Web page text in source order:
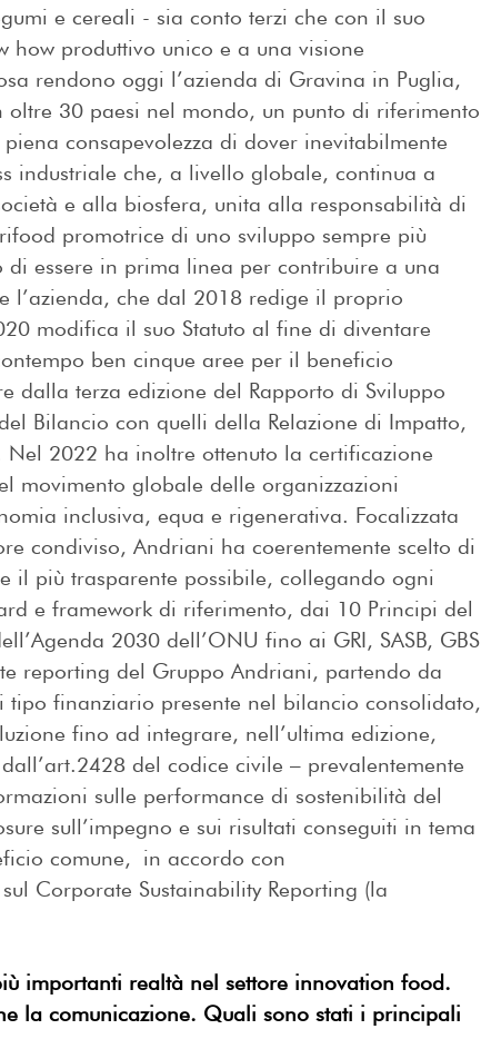
e cereali - sia conto terzi che con il suo
how produttivo unico e a una visione
rendono oggi l’azienda di Gravina in Puglia,
30 paesi nel mondo, un punto di riferimento
consapevolezza di dover inevitabilmente
industriale che, a livello globale, continua a
e alla biosfera, unita alla responsabilità di
promotrice di uno sviluppo sempre più
essere in prima linea per contribuire a una
l’azienda, che dal 2018 redige il proprio
modifica il suo Statuto al fine di diventare
ben cinque aree per il beneficio
dalla terza edizione del Rapporto di Sviluppo
Bilancio con quelli della Relazione di Impatto,
2022 ha inoltre ottenuto la certificazione
movimento globale delle organizzazioni
inclusiva, equa e rigenerativa. Focalizzata
condiviso, Andriani ha coerentemente scelto di
il più trasparente possibile, collegando ogni
e framework di riferimento, dai 10 Principi del
2030 dell’ONU fino ai GRI, SASB, GBS
reporting del Gruppo Andriani, partendo da
finanziario presente nel bilancio consolidato,
fino ad integrare, nell’ultima edizione,
del codice civile – prevalentemente
sulle performance di sostenibilità del
sull’impegno e sui risultati conseguiti in tema
comune, in accordo con
Corporate Sustainability Reporting (la
importanti realtà nel settore innovation food.
la comunicazione. Quali sono stati i principali